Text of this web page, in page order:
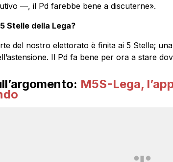
—, il Pd farebbe bene a discuterne».
Stelle della Lega?
del nostro elettorato è finita ai 5 Stelle;
Il Pd fa bene per ora a stare
M5S-Lega,